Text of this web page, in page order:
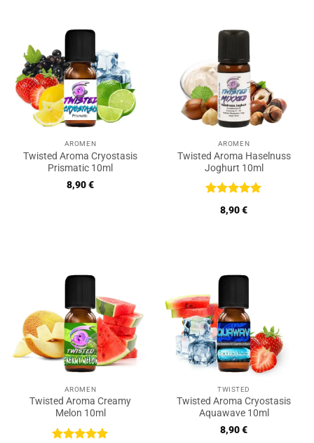
AROMEN
Twisted Aroma Cryostasis
Prismatic 10ml
8,90€
AROMEN
Twisted Aroma Haselnuss
Joghurt 10ml
Bewertet
mit5von
8,90€
AROMEN
Twisted Aroma Creamy
Melon 10ml
TWISTED
Twisted Aroma Cryostasis
Aquawave 10ml
8,90€